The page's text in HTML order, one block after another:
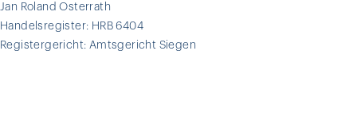
Jan Roland Osterrath
Handelsregister: HRB 6404
Registergericht: Amtsgericht Siegen